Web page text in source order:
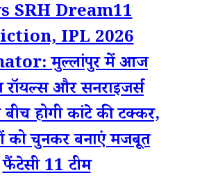
SRH Dream11
IPL 2026
मुल्लांपुर में आज
रॉयल्स और सनराइजर्स
बीच होगी कांटे की टक्कर,
को चुनकर बनाएं मजबूत
फैंटेसी 11 टीम